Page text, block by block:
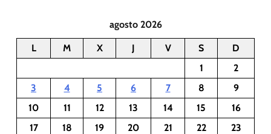
agosto 2026
L M X J V S
D
1
2
3
4 5 6 7 8
9
10
11 12 13 14 15
16
17
18 19 20 21 22
23